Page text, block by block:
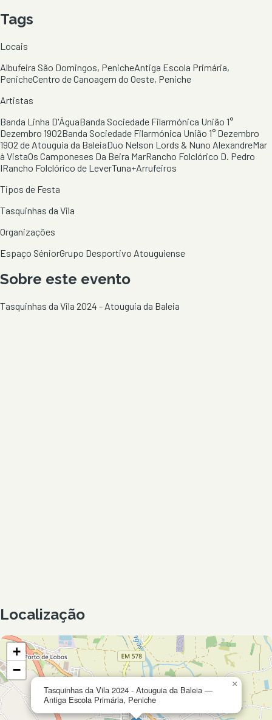
Tags
Locais
Albufeira São Domingos, PenicheAntiga Escola Primária,
PenicheCentro de Canoagem do Oeste, Peniche
Artistas
Banda Linha D'ÁguaBanda Sociedade Filarmónica União 1°
Dezembro 1902Banda Sociedade Filarmónica União 1° Dezembro
1902 de Atouguia da BaleiaDuo Nelson Lords & Nuno AlexandreMar
à VistaOs Camponeses Da Beira MarRancho Folclórico D. Pedro
IRancho Folclórico de LeverTuna+Arrufeiros
Tipos de Festa
Tasquinhas da Vila
Organizações
Espaço SéniorGrupo Desportivo Atouguiense
Sobre este evento
Tasquinhas da Vila 2024 - Atouguia da Baleia
Localização
Tasquinhas da Vila 2024 - Atouguia da Baleia —
Antiga Escola Primária, Peniche
×
+
−